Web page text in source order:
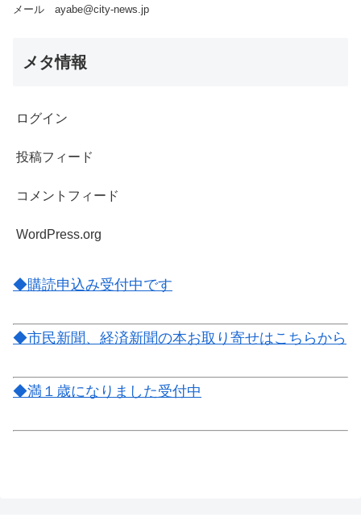
メール ayabe@city-news.jp
メタ情報
ログイン
投稿フィード
コメントフィード
WordPress.org
◆購読申込み受付中です
◆市民新聞、経済新聞の本お取り寄せはこちらから
◆満１歳になりました受付中